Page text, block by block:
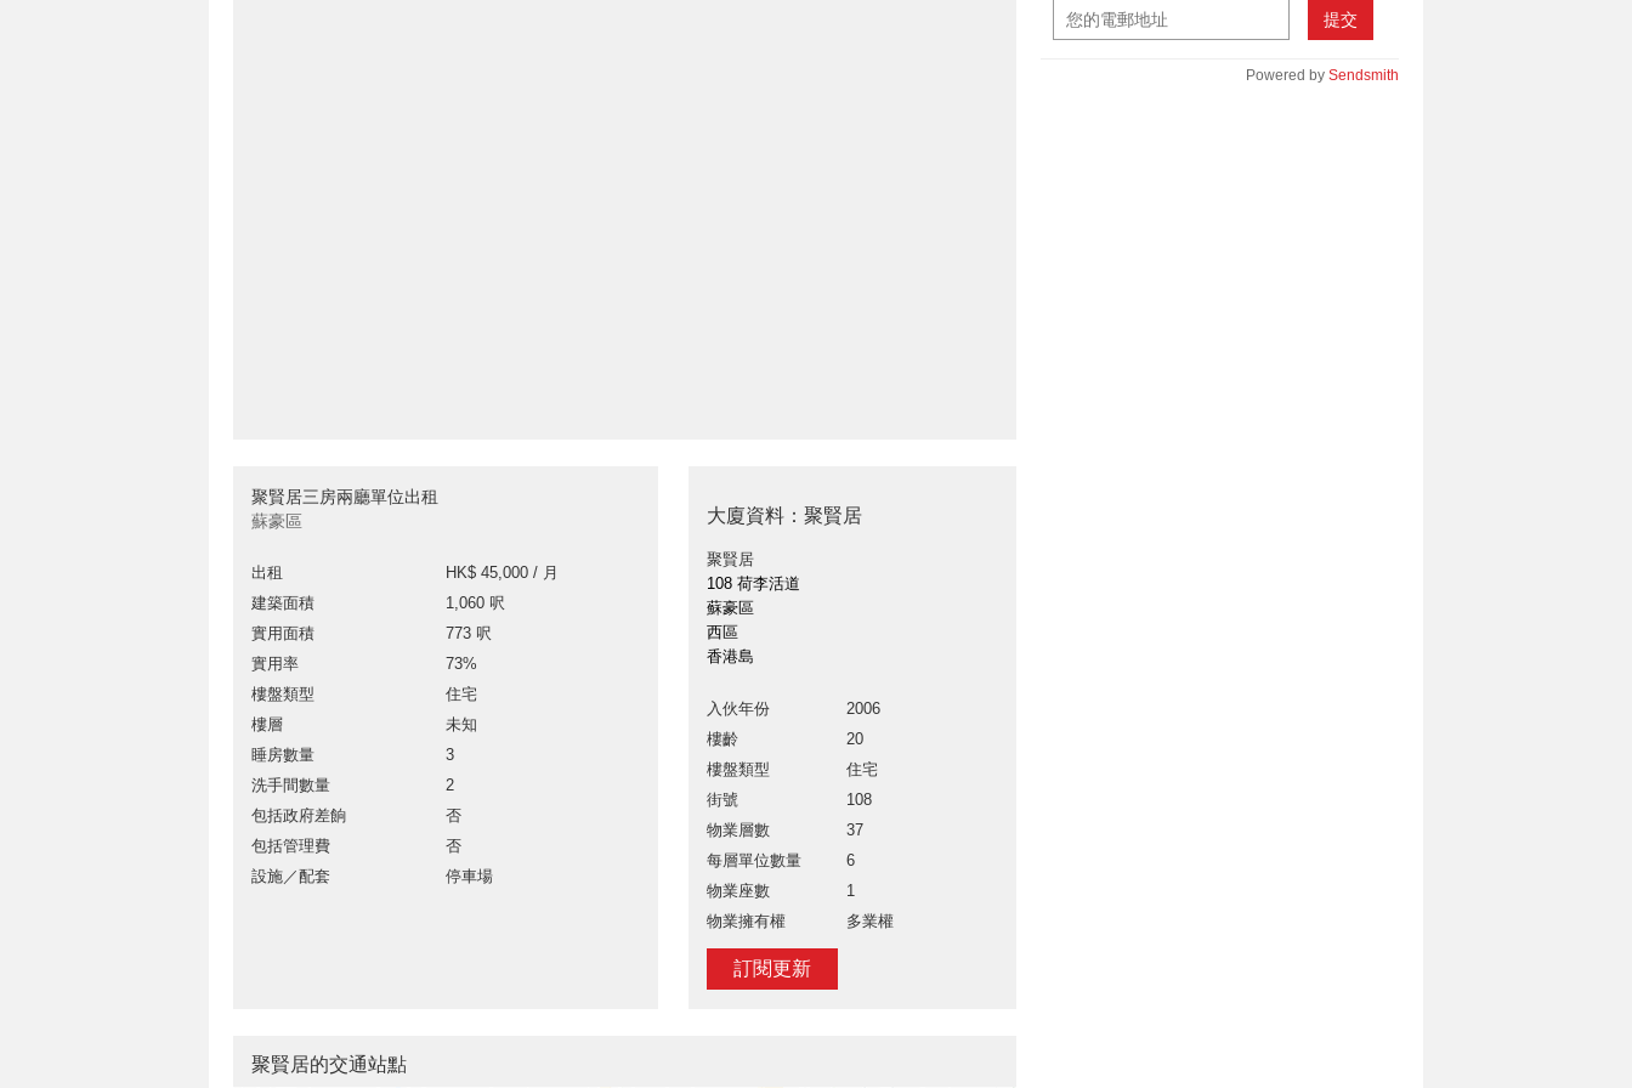
聚賢居三房兩廳單位出租
蘇豪區
出租
HK$ 45,000 / 月
建築面積
1,060 呎
實用面積
773 呎
實用率
73%
樓盤類型
住宅
樓層
未知
睡房數量
3
洗手間數量
2
包括政府差餉
否
包括管理費
否
設施／配套
停車場
大廈資料：聚賢居
聚賢居
108 荷李活道
蘇豪區
西區
香港島
入伙年份
2006
樓齡
20
樓盤類型
住宅
街號
108
物業層數
37
每層單位數量
6
物業座數
1
物業擁有權
多業權
訂閱更新
提交
Powered by Sendsmith
聚賢居的交通站點